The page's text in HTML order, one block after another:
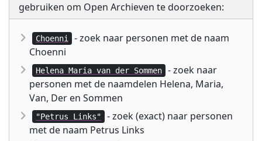
gebruiken om Open Archieven te doorzoeken:
Choenni
- zoek naar personen met de naam
Choenni
Helena Maria van der Sommen
- zoek naar
personen met de naamdelen Helena, Maria,
Van, Der en Sommen
"Petrus Links"
- zoek (exact) naar personen
met de naam Petrus Links